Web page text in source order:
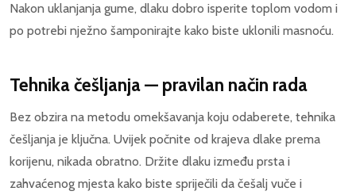
Nakon uklanjanja gume, dlaku dobro isperite toplom vodom i
po potrebi nježno šamponirajte kako biste uklonili masnoću.
Tehnika češljanja — pravilan način rada
Bez obzira na metodu omekšavanja koju odaberete, tehnika
češljanja je ključna. Uvijek počnite od krajeva dlake prema
korijenu, nikada obratno. Držite dlaku između prsta i
zahvaćenog mjesta kako biste spriječili da češalj vuče i